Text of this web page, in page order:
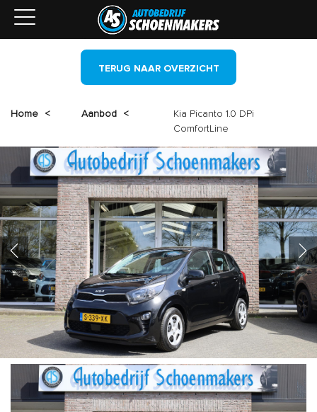
TERUG NAAR OVERZICHT
Home < Aanbod <
Kia Picanto 1.0 DPi
ComfortLine